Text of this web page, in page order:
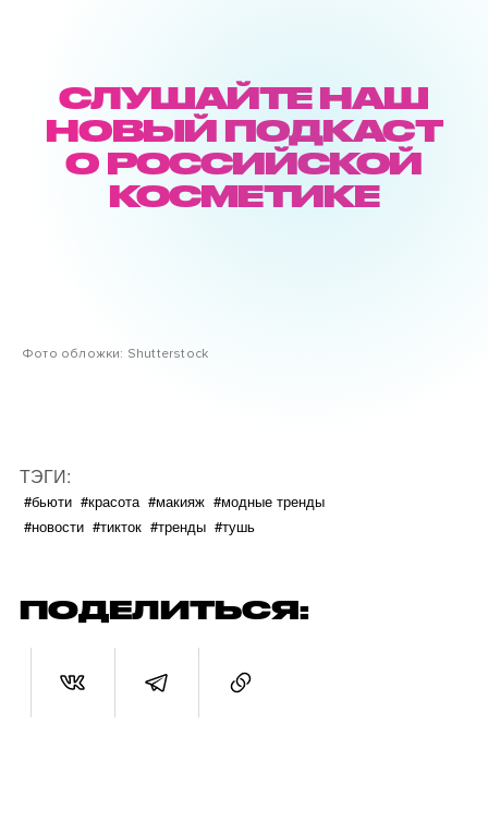
СЛУШАЙТЕ НАШ
НОВЫЙ ПОДКАСТ
О РОССИЙСКОЙ
КОСМЕТИКЕ
Фото обложки: Shutterstock
ТЭГИ:
#бьюти #красота #макияж #модные тренды
#новости #тикток #тренды #тушь
ПОДЕЛИТЬСЯ: